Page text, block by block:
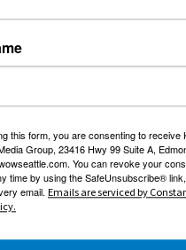
this form, you are consenting to receive
Group, 23416 Hwy 99 Suite A,
You can revoke your
time by using the SafeUnsubscribe®
email. Emails are serviced by